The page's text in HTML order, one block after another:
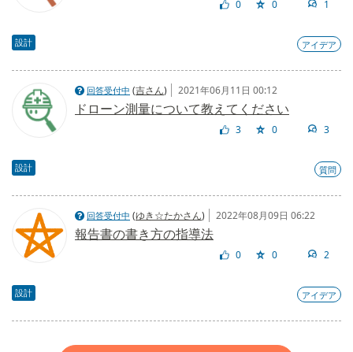
0 0 1
設計 アイデア
回答受付中 (吉さん) 2021年06月11日 00:12
ドローン測量について教えてください
3 0 3
設計 質問
回答受付中 (ゆき☆たかさん) 2022年08月09日 06:22
報告書の書き方の指導法
0 0 2
設計 アイデア